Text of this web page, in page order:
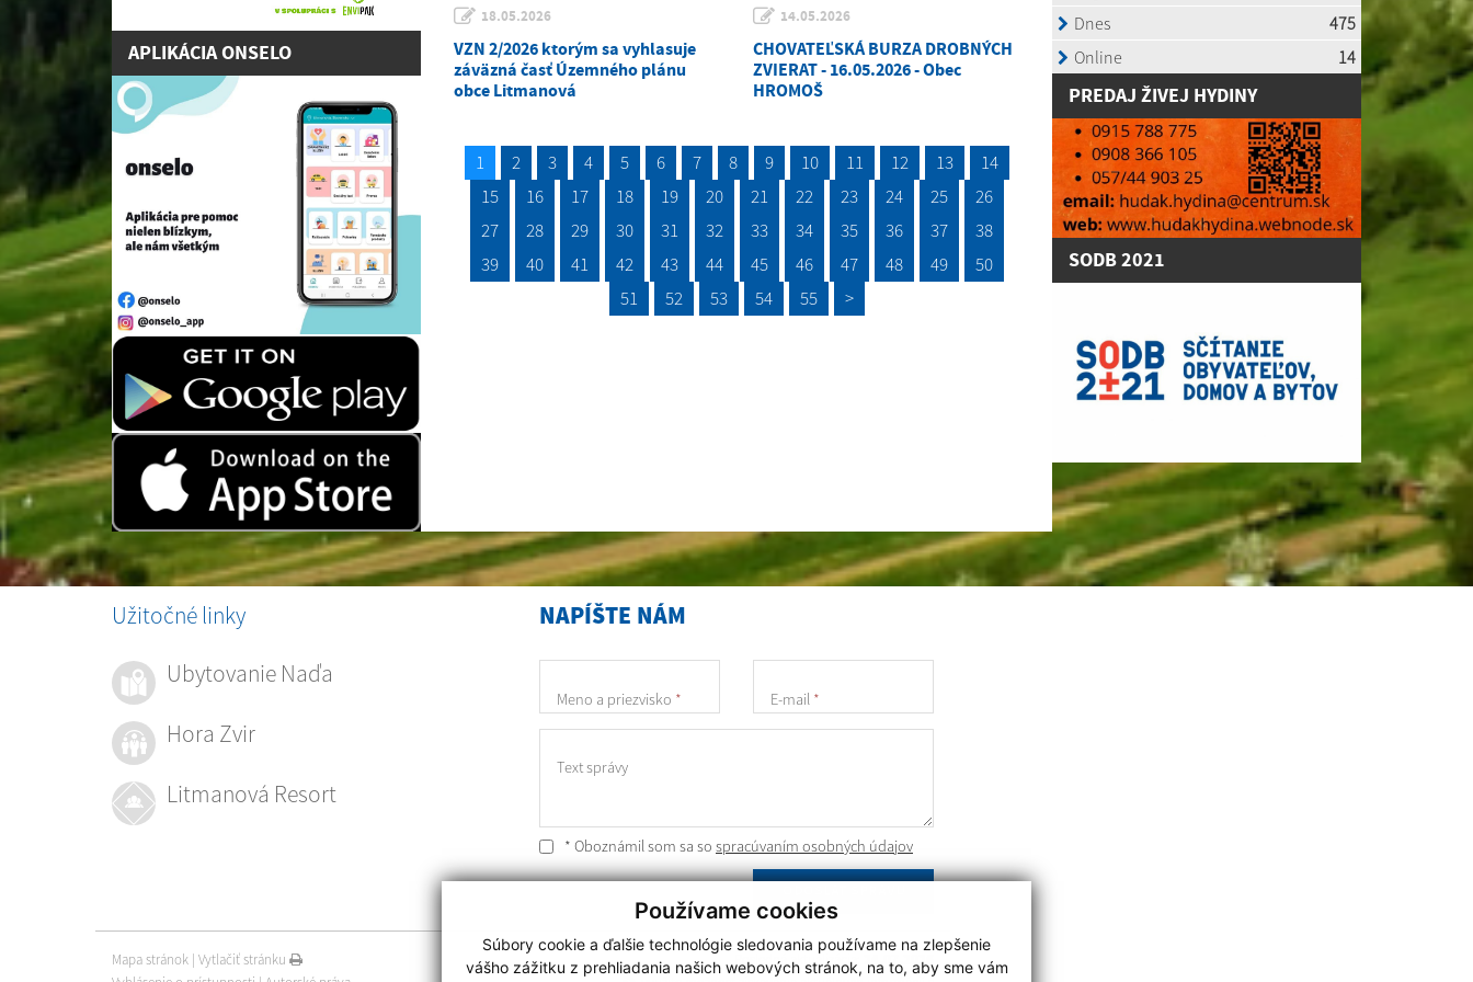
Používame cookies
Súbory cookie a ďalšie technológie sledovania používame na zlepšenie
vášho zážitku z prehliadania našich webových stránok, na to, aby sme vám
APLIKÁCIA ONSELO
18.05.2026
VZN 2/2026 ktorým sa vyhlasuje
záväzná časť Územného plánu
obce Litmanová
14.05.2026
CHOVATEĽSKÁ BURZA DROBNÝCH
ZVIERAT - 16.05.2026 - Obec
HROMOŠ
1 2 3 4 5 6 7 8 9 10 11 12 13
14
15
16 17 18 19 20 21 22 23 24 25
26
27
28 29 30 31 32 33 34 35 36 37
38
39
40 41 42 43 44 45 46 47 48 49
50
51
52 53 54 55 >
PREDAJ ŽIVEJ HYDINY
SODB 2021
NAPÍŠTE NÁM
Meno a priezvisko * E-mail *
Text správy
* Oboznámil som sa so spracúvaním osobných údajov
Užitočné linky
Ubytovanie Naďa
Hora Zvir
Litmanová Resort
Posledná aktualizácia:
24.07.2026
Mapa stránok | Vytlačiť stránku